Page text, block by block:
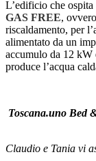
L’edificio che
GAS FREE,
riscaldamento, per
alimentato da un
accumulo da 12 kW
produce l’acqua
Toscana.uno Bed
Claudio e Tania vi